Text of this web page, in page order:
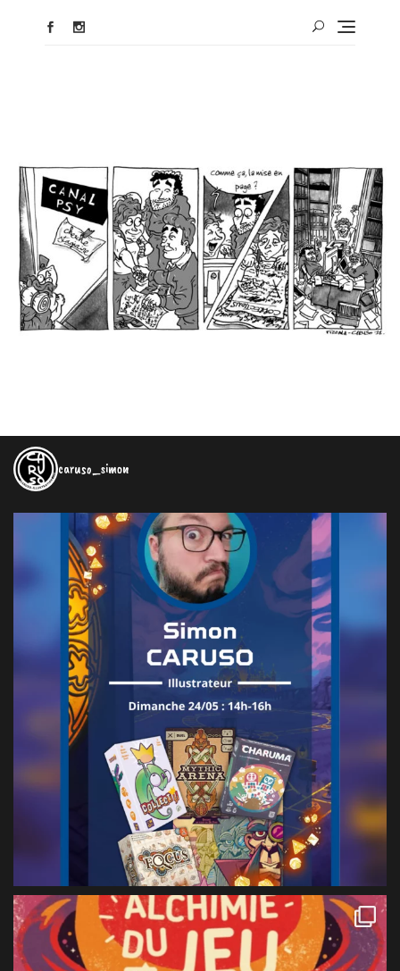
caruso_simon